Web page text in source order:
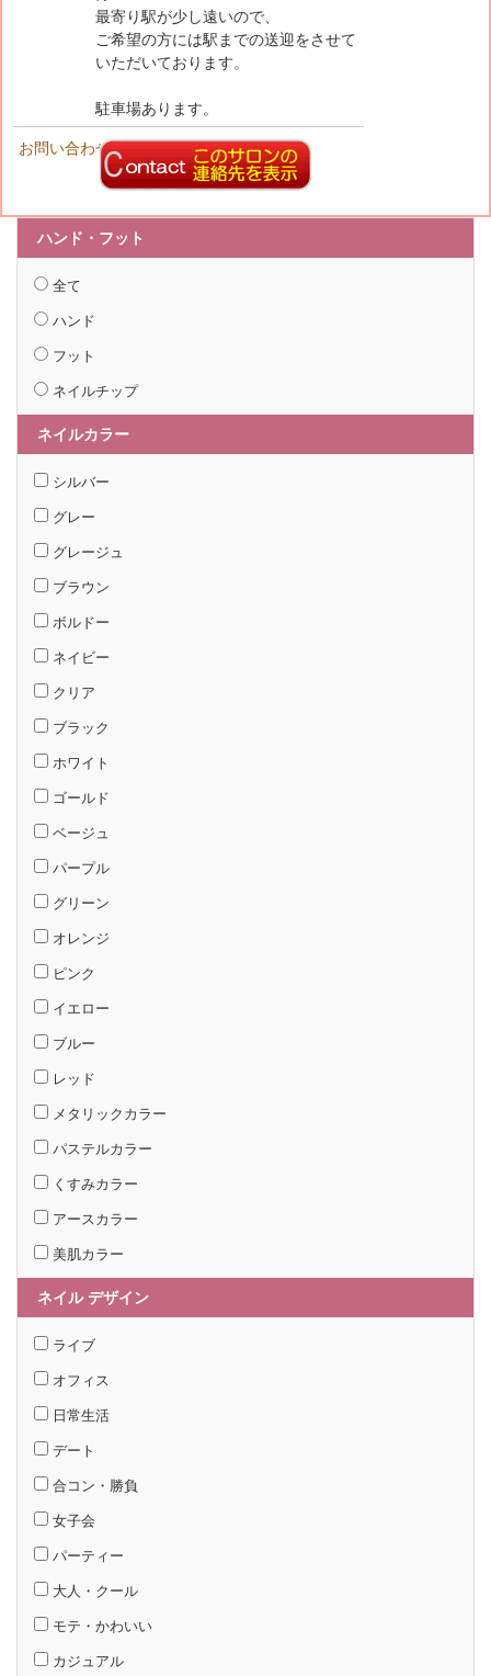
最寄り駅が少し遠いので、
ご希望の方には駅までの送迎をさせて
いただいております。
駐車場あります。
お問い合わせ先
ハンド・フット
全て
ハンド
フット
ネイルチップ
ネイルカラー
シルバー
グレー
グレージュ
ブラウン
ボルドー
ネイビー
クリア
ブラック
ホワイト
ゴールド
ベージュ
パープル
グリーン
オレンジ
ピンク
イエロー
ブルー
レッド
メタリックカラー
パステルカラー
くすみカラー
アースカラー
美肌カラー
ネイル デザイン
ライブ
オフィス
日常生活
デート
合コン・勝負
女子会
パーティー
大人・クール
モテ・かわいい
カジュアル